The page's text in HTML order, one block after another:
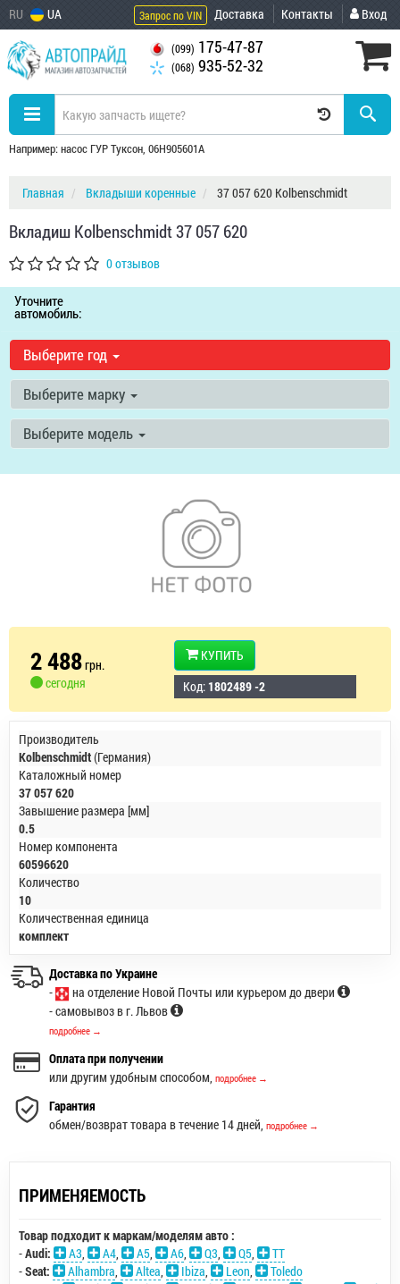
RU UA Запрос по VIN Доставка Контакты Вход
(099) 175-47-87
(068) 935-52-32
Например: насос ГУР Туксон, 06H905601A
Главная Вкладыши коренные 37 057 620 Kolbenschmidt
Вкладиш Kolbenschmidt 37 057 620
0 отзывов
Уточните
автомобиль:
Выберите год
Выберите марку
Выберите модель
2 488грн.
сегодня
КУПИТЬ
Код: 1802489 -2
Производитель
Kolbenschmidt(Германия)
Каталожный номер
37 057 620
Завышение размера [мм]
0.5
Номер компонента
60596620
Количество
10
Количественная единица
комплект
Доставка по Украине
-
на отделение Новой Почты или курьером до двери
- самовывоз в г. Львов
подробнее →
Оплата при получении
или другим удобным способом, подробнее →
Гарантия
обмен/возврат товара в течение 14 дней, подробнее →
ПРИМЕНЯЕМОСТЬ
Товар подходит к маркам/моделям авто :
-Audi: A3, A4, A5, A6, Q3, Q5,
TT
-Seat: Alhambra, Altea, Ibiza, Leon,
Toledo